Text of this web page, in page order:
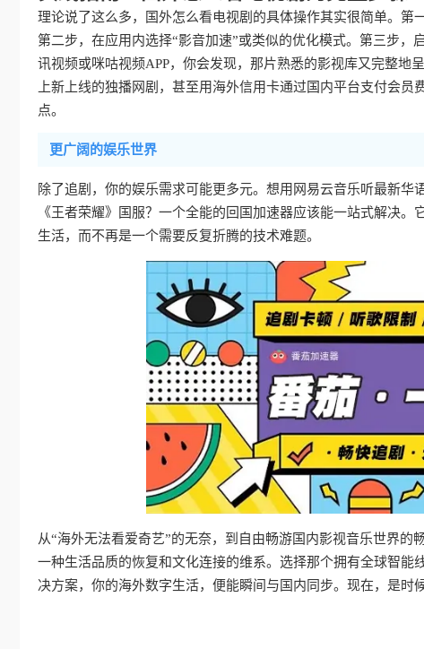
理论说了这么多，国外怎么看电视剧的具体操作其实很简单。第
第二步，在应用内选择“影音加速”或类似的优化模式。第三步
讯视频或咪咕视频APP，你会发现，那片熟悉的影视库又完整地
上新上线的独播网剧，甚至用海外信用卡通过国内平台支付会
点。
更广阔的娱乐世界
除了追剧，你的娱乐需求可能更多元。想用网易云音乐听最新
《王者荣耀》国服？一个全能的回国加速器应该能一站式解决
生活，而不再是一个需要反复折腾的技术难题。
从“海外无法看爱奇艺”的无奈，到自由畅游国内影视音乐世界
一种生活品质的恢复和文化连接的维系。选择那个拥有全球智
决方案，你的海外数字生活，便能瞬间与国内同步。现在，是时